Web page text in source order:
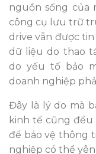
nguồn sống của
công cụ lưu trữ
drive vẫn được
dữ liệu do thao
do yếu tố bảo
doanh nghiệp
Đây là lý do mà
kinh tế cũng
để bảo vệ thông
nghiệp có thể